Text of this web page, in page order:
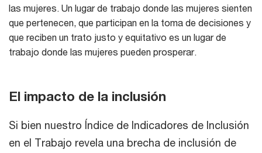
las mujeres. Un lugar de trabajo donde las mujeres sienten
que pertenecen, que participan en la toma de decisiones y
que reciben un trato justo y equitativo es un lugar de
trabajo donde las mujeres pueden prosperar.
El impacto de la inclusión
Si bien nuestro Índice de Indicadores de Inclusión
en el Trabajo revela una brecha de inclusión de